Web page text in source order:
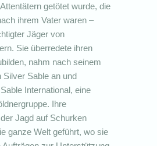
getötet wurde, die
ihrem Vater waren –
Jäger von
Sie überredete ihren
nahm nach seinem
Silver Sable an und
International, eine
Ihre
Jagd auf Schurken
ganze Welt geführt, wo sie